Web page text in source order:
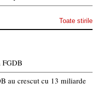
Toate stirile
FGDB
au crescut cu 13 miliarde